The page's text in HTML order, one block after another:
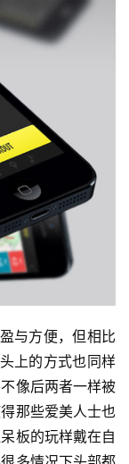
与方便，但相比
上的方式也同样
像后两者一样被
那些爱美人士也
板的玩样戴在自